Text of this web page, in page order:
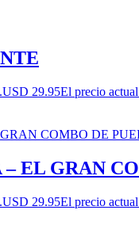
USD 29.95El precio
EL GRAN
USD 29.95El precio